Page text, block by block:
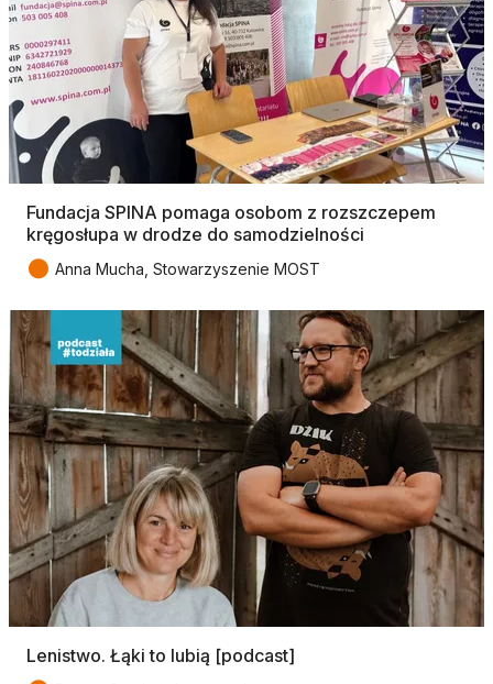
Fundacja SPINA pomaga osobom z rozszczepem
kręgosłupa w drodze do samodzielności
● Anna Mucha, Stowarzyszenie MOST
Lenistwo. Łąki to lubią [podcast]